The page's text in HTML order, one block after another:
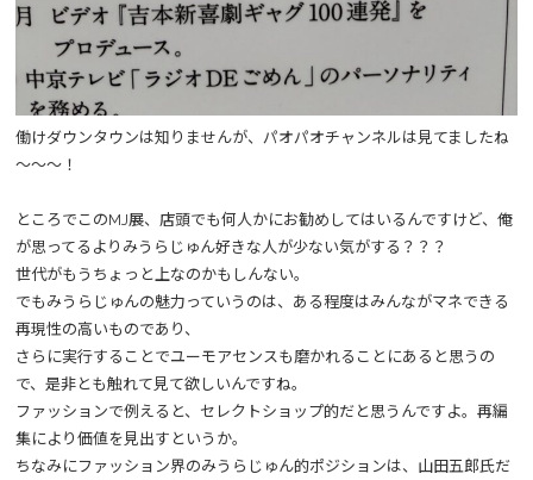
働けダウンタウンは知りませんが、パオパオチャンネルは見てましたね
～～～！
ところでこのMJ展、店頭でも何人かにお勧めしてはいるんですけど、俺
が思ってるよりみうらじゅん好きな人が少ない気がする？？？
世代がもうちょっと上なのかもしんない。
でもみうらじゅんの魅力っていうのは、ある程度はみんながマネできる
再現性の高いものであり、
さらに実行することでユーモアセンスも磨かれることにあると思うの
で、是非とも触れて見て欲しいんですね。
ファッションで例えると、セレクトショップ的だと思うんですよ。再編
集により価値を見出すというか。
ちなみにファッション界のみうらじゅん的ポジションは、山田五郎氏だ